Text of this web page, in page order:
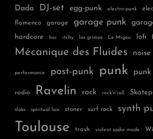
Dada DJ-set egg-punk electro-punk
flamenco garage garage punk
hardcore hxc itchy las grimas Le Migou lofi
Mécanique des Fluides noise
performance post-punk punk
radio Ravelin rock rock'n'roll
sloks spiritual law stoner surf rock synth
Toulouse trash violent sadie mode